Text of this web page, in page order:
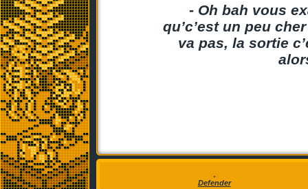
- Oh bah vous
qu’c’est un peu
va pas, la sortie
Defender